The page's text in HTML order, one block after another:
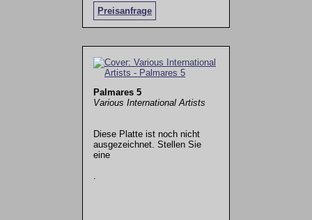
Preisanfrage
Palmares 5
Various International Artists
Diese Platte ist noch nicht
ausgezeichnet. Stellen Sie
eine